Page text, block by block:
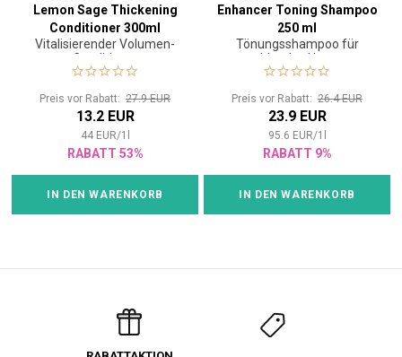
Lemon Sage Thickening
Conditioner 300ml
Vitalisierender Volumen-
Conditioner
Preis vor Rabatt: 27.9 EUR
13.2 EUR
44 EUR/1
RABATT 53%
IN DEN WARENKORB
Enhancer Toning Shampoo
250 ml
Tönungsshampoo für
blondes Haar
Preis vor Rabatt: 26.4 EUR
23.9 EUR
95.6 EUR/1
RABATT 9%
IN DEN WARENKORB